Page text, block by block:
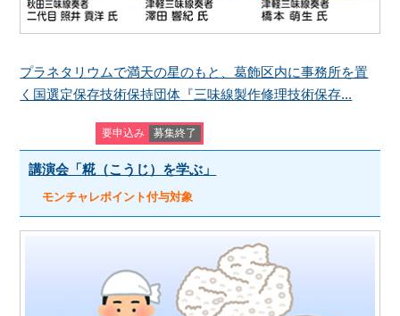
プラネタリウムで満天の星のもと、葛飾区内に事務所を置
く国選定保存技術保持団体『三味線製作修理技術保存...
講演会「糀（こうじ）を学ぶ」
モンチャレポイント付与対象
要申込み 募集終了